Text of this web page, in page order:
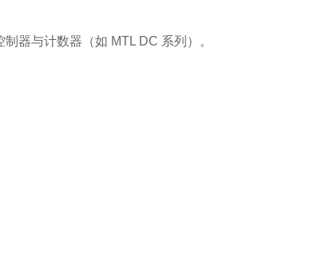
器与计数器（如 MTL DC 系列）。